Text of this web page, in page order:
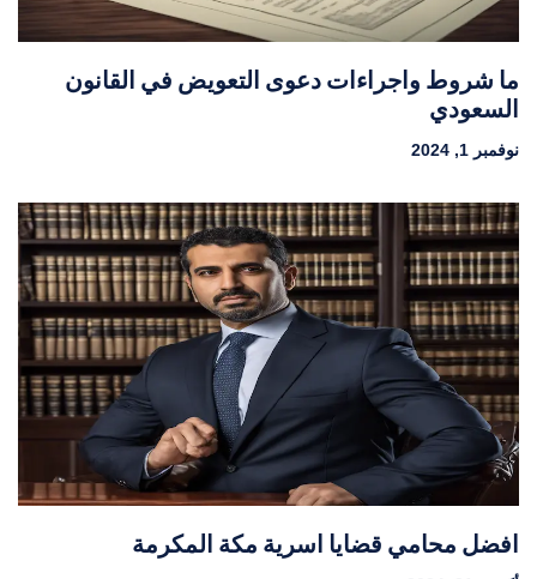
ما شروط واجراءات دعوى التعويض في القانون
السعودي
نوفمبر 1, 2024
افضل محامي قضايا اسرية مكة المكرمة